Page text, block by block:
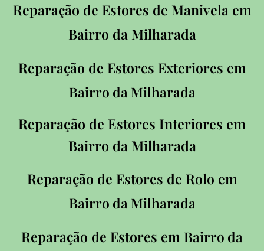
Reparação de Estores de Manivela em
Bairro da Milharada
Reparação de Estores Exteriores em
Bairro da Milharada
Reparação de Estores Interiores em
Bairro da Milharada
Reparação de Estores de Rolo em
Bairro da Milharada
Reparação de Estores em Bairro da